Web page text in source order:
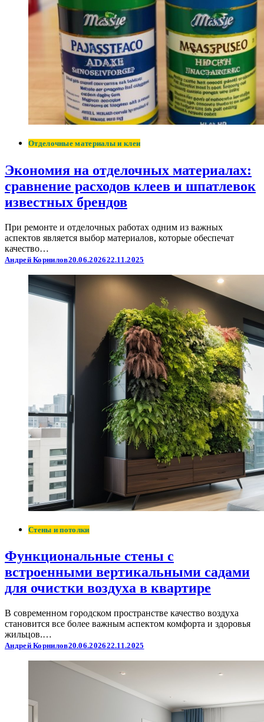
Отделочные материалы и клеи
Экономия на отделочных материалах:
сравнение расходов клеев и шпатлевок
известных брендов
При ремонте и отделочных работах одним из важных
аспектов является выбор материалов, которые обеспечат
качество…
Андрей Корнилов20.06.202622.11.2025
Стены и потолки
Функциональные стены с
встроенными вертикальными садами
для очистки воздуха в квартире
В современном городском пространстве качество воздуха
становится все более важным аспектом комфорта и здоровья
жильцов.…
Андрей Корнилов20.06.202622.11.2025